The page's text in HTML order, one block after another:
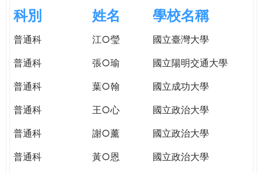
格。
e
r
e
科別 姓名 學校名稱
普通科 江○瑩
國立臺灣大學
普通科
張○瑜
國立陽明交通大學
普通科
葉○翰
國立成功大學
普通科
王○心
國立政治大學
普通科
謝○薰
國立政治大學
普通科
黃○恩
國立政治大學